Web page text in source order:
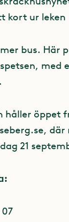
kort ur
bus. Här
med
håller öppet
där
21